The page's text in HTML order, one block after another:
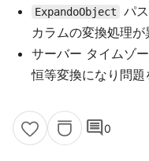
ExpandoObject
パ
カラムの変換処理が
サーバー タイムゾ
恒等変換になり問題
comment0